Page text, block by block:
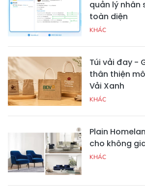
quản lý nhân
toàn diện
KHÁC
Túi vải đay -
thân thiện
Vải Xanh
KHÁC
Plain
cho không
KHÁC